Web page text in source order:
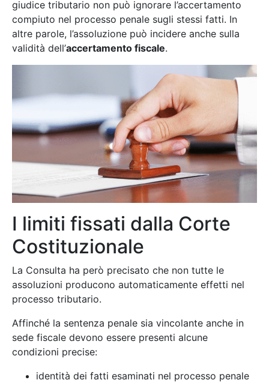
giudice tributario non può ignorare l’accertamento
compiuto nel processo penale sugli stessi fatti. In
altre parole, l’assoluzione può incidere anche sulla
validità dell’accertamento fiscale.
I limiti fissati dalla Corte
Costituzionale
La Consulta ha però precisato che non tutte le
assoluzioni producono automaticamente effetti nel
processo tributario.
Affinché la sentenza penale sia vincolante anche in
sede fiscale devono essere presenti alcune
condizioni precise:
identità dei fatti esaminati nel processo penale